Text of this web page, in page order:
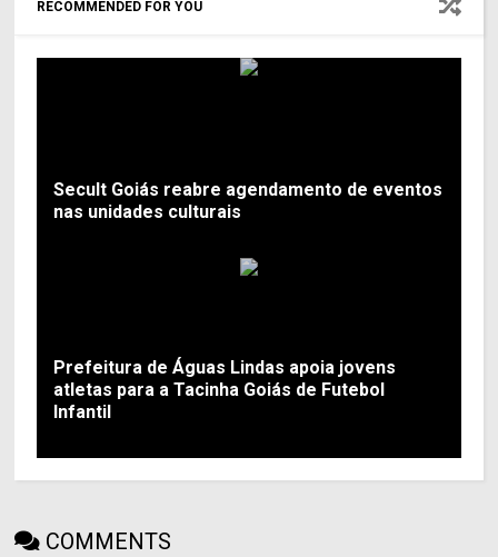
RECOMMENDED FOR YOU
Secult Goiás reabre agendamento de eventos
nas unidades culturais
Prefeitura de Águas Lindas apoia jovens
atletas para a Tacinha Goiás de Futebol
Infantil
COMMENTS